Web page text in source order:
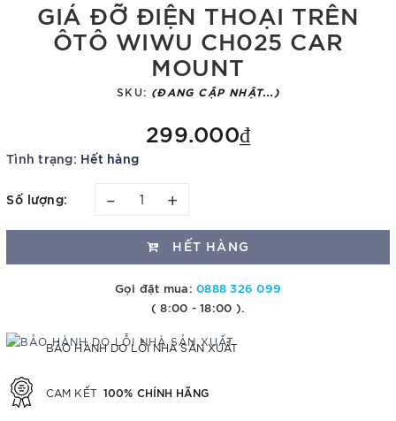
GIÁ ĐỠ ĐIỆN THOẠI TRÊN
ÔTÔ WIWU CH025 CAR
MOUNT
SKU: (ĐANG CẬP NHẬT...)
299.000₫
Tình trạng: Hết hàng
Số lượng: – +
HẾT HÀNG
Gọi đặt mua:0888 326 099
( 8:00 - 18:00 ).
BẢO HÀNH DO LỖI NHÀ SẢN XUẤT
CAM KẾT 100% CHÍNH HÃNG